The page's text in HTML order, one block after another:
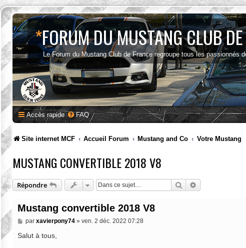
*FORUM DU MUSTANG CLUB
Le Forum du Mustang Club de France regroupe tous les passionnés
Accès rapide FAQ
Site internet MCF Accueil Forum Mustang and Co Votre Mustang
MUSTANG CONVERTIBLE 2018 V8
Répondre Rechercher
Mustang convertible 2018 V8
M
s
par xavierpony74» ven. 2 déc. 2022 07:28
Salut à tous,